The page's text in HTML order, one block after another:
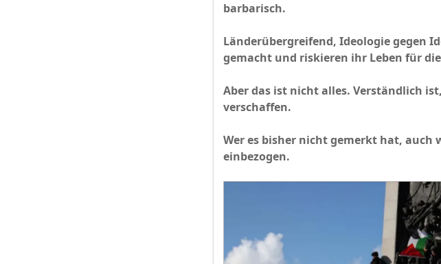
barbarisch.
Länderübergreifend, Ideologie gegen
gemacht und riskieren ihr Leben für
Aber das ist nicht alles. Verständlich
verschaffen.
Wer es bisher nicht gemerkt hat, auch
einbezogen.